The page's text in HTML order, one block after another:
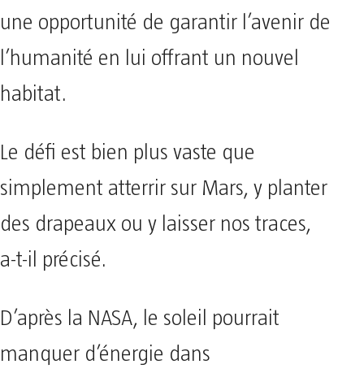
une opportunité de garantir l’avenir de
l’humanité en lui offrant un nouvel
habitat.
Le défi est bien plus vaste que
simplement atterrir sur Mars, y planter
des drapeaux ou y laisser nos traces,
a-t-il précisé.
D’après la NASA, le soleil pourrait
manquer d’énergie dans